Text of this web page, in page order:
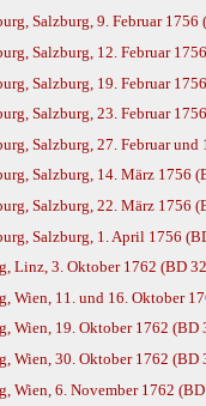
Salzburg, 9. Februar 1756
Salzburg, 12. Februar
Salzburg, 19. Februar
Salzburg, 23. Februar
Salzburg, 27. Februar und
Salzburg, 14. März 1756
Salzburg, 22. März 1756
Salzburg, 1. April 1756
Linz, 3. Oktober 1762 (BD
Wien, 11. und 16. Oktober
Wien, 19. Oktober 1762 (BD
Wien, 30. Oktober 1762 (BD
Wien, 6. November 1762